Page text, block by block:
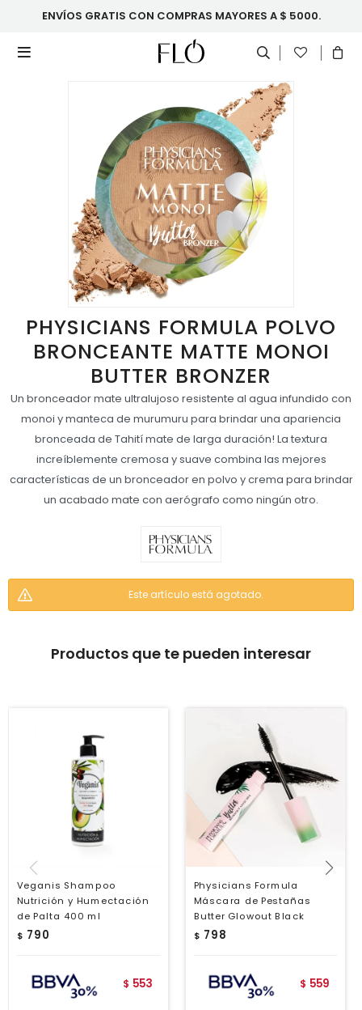
ENVÍOS GRATIS CON COMPRAS MAYORES A $ 5000.

PHYSICIANS FORMULA POLVO
BRONCEANTE MATTE MONOI
BUTTER BRONZER
Un bronceador mate ultralujoso resistente al agua infundido con
monoi y manteca de murumuru para brindar una apariencia
bronceada de Tahití mate de larga duración! La textura
increíblemente cremosa y suave combina las mejores
características de un bronceador en polvo y crema para brindar
un acabado mate con aerógrafo como ningún otro.
Este artículo está agotado.
Productos que te pueden interesar
Veganis Shampoo
Nutrición y Humectación
de Palta 400 ml
$ 790
$ 553
Physicians Formula
Máscara de Pestañas
Butter Glowout Black
$ 798
$ 559